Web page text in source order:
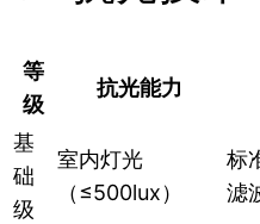
等
级
抗光能力
基
础
级
室内灯光
（≤500lux）
标
滤